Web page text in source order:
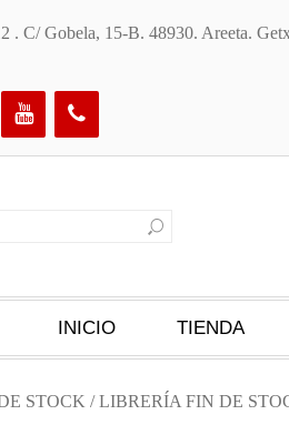
. C/ Gobela, 15-B. 48930. Areeta.
INICIO TIENDA
STOCK /LIBRERÍA FIN DE